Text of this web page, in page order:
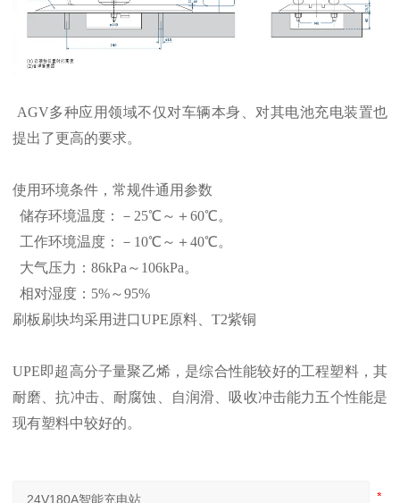
AGV多种应用领域不仅对车辆本身、对其电池充电装置也
提出了更高的要求。
使用环境条件，常规件通用参数
储存环境温度：－25℃～＋60℃。
工作环境温度：－10℃～＋40℃。
大气压力：86kPa～106kPa。
相对湿度：5%～95%
刷板刷块均采用进口UPE原料、T2紫铜
UPE即超高分子量聚乙烯，是综合性能较好的工程塑料，其
耐磨、抗冲击、耐腐蚀、自润滑、吸收冲击能力五个性能是
现有塑料中较好的。